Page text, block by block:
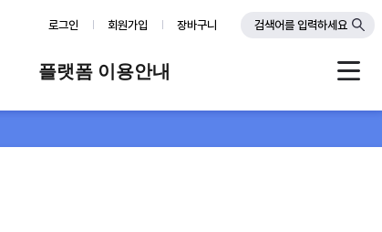
로그인 회원가입 장바구니 검색어를 입력하세요
플랫폼 이용안내